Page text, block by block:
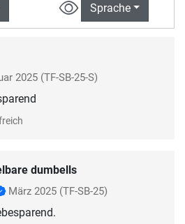
Sprache
2025 (TF-SB-25-S)
dumbells
März 2025 (TF-SB-25)